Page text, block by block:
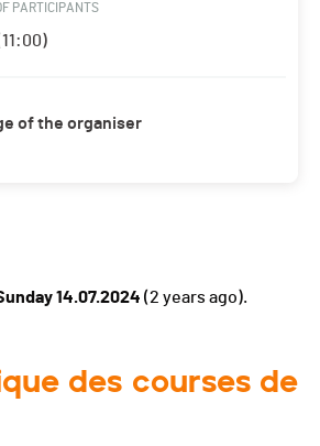
PARTICIPANTS
of the organiser
14.07.2024 (2 years ago).
des courses de